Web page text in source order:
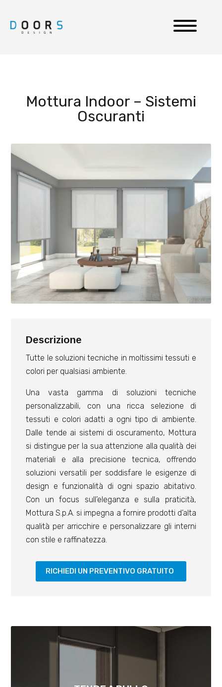
Mottura Indoor – Sistemi
Oscuranti
Descrizione
Tutte le soluzioni tecniche in moltissimi tessuti e
colori per qualsiasi ambiente.
Una vasta gamma di soluzioni tecniche
personalizzabili, con una ricca selezione di
tessuti e colori adatti a ogni tipo di ambiente.
Dalle tende ai sistemi di oscuramento, Mottura
si distingue per la sua attenzione alla qualità dei
materiali e alla precisione tecnica, offrendo
soluzioni versatili per soddisfare le esigenze di
design e funzionalità di ogni spazio abitativo.
Con un focus sull’eleganza e sulla praticità,
Mottura S.p.A. si impegna a fornire prodotti d’alta
qualità per arricchire e personalizzare gli interni
con stile e raffinatezza.
RICHIEDI UN PREVENTIVO GRATUITO